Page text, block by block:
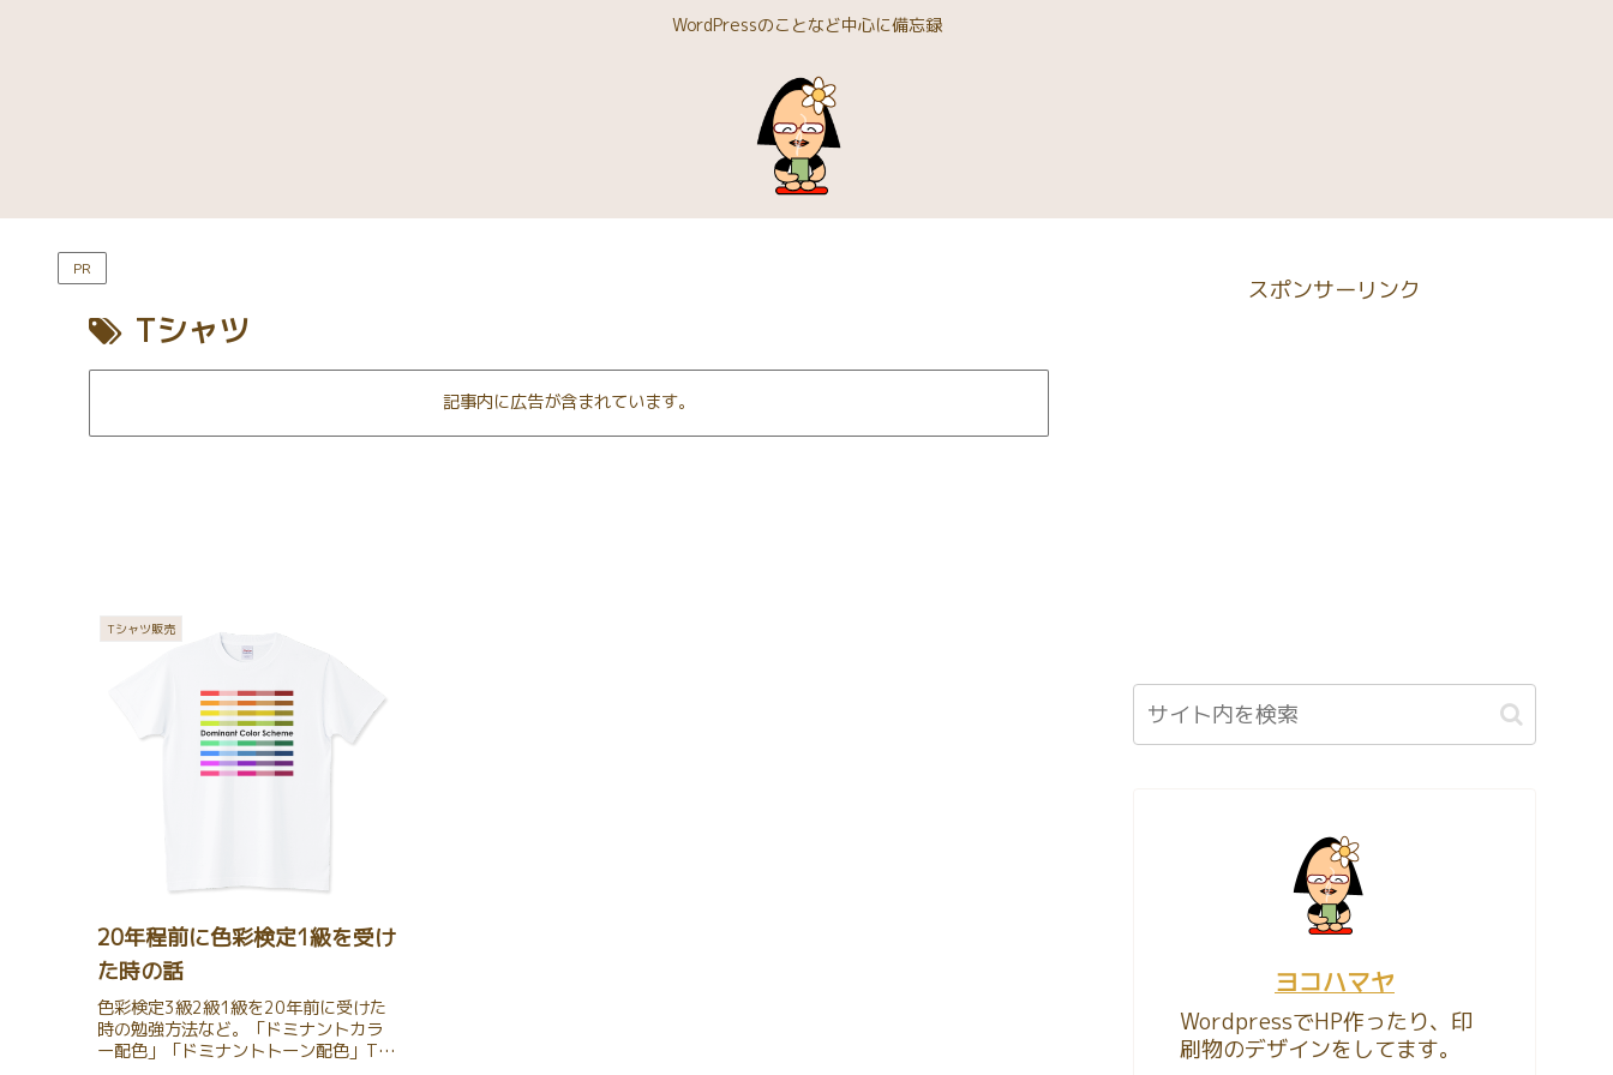
WordPressのことなど中心に備忘録
PR
Tシャツ
記事内に広告が含まれています。
Tシャツ販売
20年程前に色彩検定1級を受け
た時の話
色彩検定3級2級1級を20年前に受けた
時の勉強方法など。「ドミナントカラ
ー配色」「ドミナントトーン配色」Tシ
スポンサーリンク
ヨコハマヤ
WordpressでHP作ったり、印
刷物のデザインをしてます。